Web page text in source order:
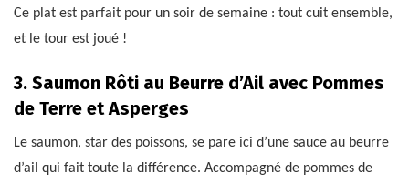
Ce plat est parfait pour un soir de semaine : tout cuit ensemble,
et le tour est joué !
3. Saumon Rôti au Beurre d’Ail avec Pommes
de Terre et Asperges
Le saumon, star des poissons, se pare ici d’une sauce au beurre
d’ail qui fait toute la différence. Accompagné de pommes de